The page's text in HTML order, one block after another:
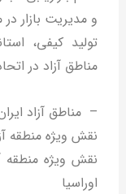
و مدیریت بازار در
تولید کیفی،
مناطق آزاد در
– مناطق آزاد
نقش ویژه منطقه
نقش ویژه منطقه
اوراسیا